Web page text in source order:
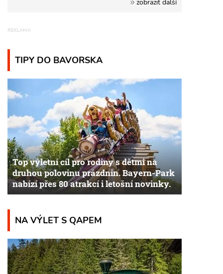
TIPY DO BAVORSKA
Top výletní cíl pro rodiny s dětmi na
druhou polovinu prázdnin. Bayern-Park
nabízí přes 80 atrakcí i letošní novinky.
NA VÝLET S QAPEM